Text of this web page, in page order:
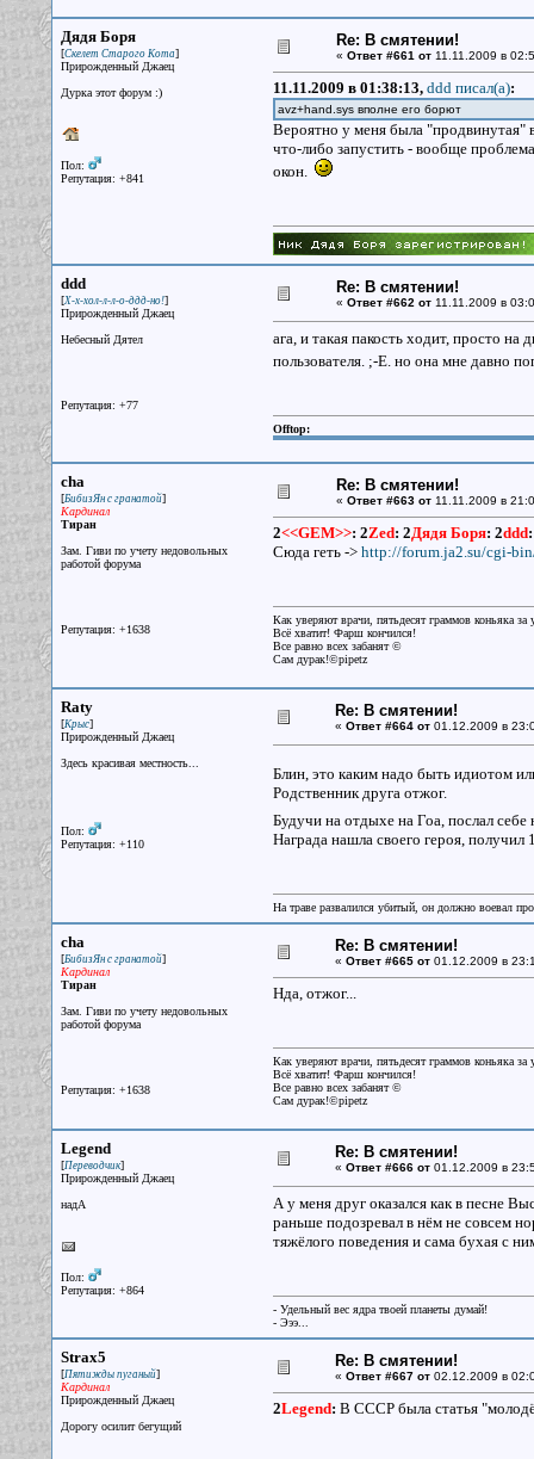
Дядя Боря
[Скелет Старого Кота]
Прирожденный Джаец
Дурка этот форум :)
Пол:
Репутация: +841
Re: В смятении!
« Ответ #661 от11.11.2009 в
11.11.2009 в 01:38:13, ddd писал(a):
avz+hand.sys вполне его борют
Вероятно у меня была "продвинутая"
что-либо запустить - вообще
окон.
ddd
[Х-х-хол-л-л-о-ддд-но!]
Прирожденный Джаец
Небесный Дятел
Репутация: +77
Re: В смятении!
« Ответ #662 от11.11.2009 в
ага, и такая пакость ходит, просто
пользователя. ;-Е. но она мне давно
Offtop:
cha
[БибизЯн с гранатой]
Кардинал
Тиран
Зам. Гиви по учету недовольных
работой форума
Репутация: +1638
Re: В смятении!
« Ответ #663 от11.11.2009 в
2<<GEM>>: 2Zed: 2Дядя Боря: 2ddd:
Сюда геть -> http://forum.ja2.su/cgi-
Как уверяют врачи, пятьдесят граммов коньяка
Всё хватит! Фарш кончился!
Все равно всех забанят ©
Сам дурак!©pipetz
Raty
[Крыс]
Прирожденный Джаец
Здесь красивая местность...
Пол:
Репутация: +110
Re: В смятении!
« Ответ #664 от01.12.2009 в
Блин, это каким надо быть идиотом
Родственник друга отжог.
Будучи на отдыхе на Гоа, послал
Награда нашла своего героя, получил
На траве развалился убитый, он должно воевал
cha
[БибизЯн с гранатой]
Кардинал
Тиран
Зам. Гиви по учету недовольных
работой форума
Репутация: +1638
Re: В смятении!
« Ответ #665 от01.12.2009 в
Нда, отжог...
Как уверяют врачи, пятьдесят граммов коньяка
Всё хватит! Фарш кончился!
Все равно всех забанят ©
Сам дурак!©pipetz
Legend
[Переводчик]
Прирожденный Джаец
надА
Пол:
Репутация: +864
Re: В смятении!
« Ответ #666 от01.12.2009 в
А у меня друг оказался как в песне
раньше подозревал в нём не совсем
тяжёлого поведения и сама бухая с
- Удельный вес ядра твоей планеты думай!
- Эээ...
Strax5
[Пятижды пуганый]
Кардинал
Прирожденный Джаец
Дорогу осилит бегущий
Re: В смятении!
« Ответ #667 от02.12.2009 в
2Legend: В СССР была статья